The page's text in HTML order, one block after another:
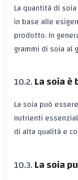
La quantità di
in base alle
prodotto. In
grammi di soia al
La soia è
La soia può
nutrienti
di alta qualità e
La soia